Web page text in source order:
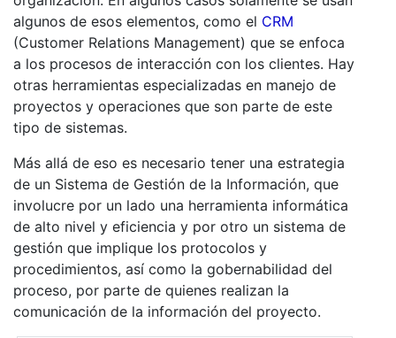
algunos de esos elementos, como el CRM
(Customer Relations Management) que se enfoca
a los procesos de interacción con los clientes. Hay
otras herramientas especializadas en manejo de
proyectos y operaciones que son parte de este
tipo de sistemas.
Más allá de eso es necesario tener una estrategia
de un Sistema de Gestión de la Información, que
involucre por un lado una herramienta informática
de alto nivel y eficiencia y por otro un sistema de
gestión que implique los protocolos y
procedimientos, así como la gobernabilidad del
proceso, por parte de quienes realizan la
comunicación de la información del proyecto.